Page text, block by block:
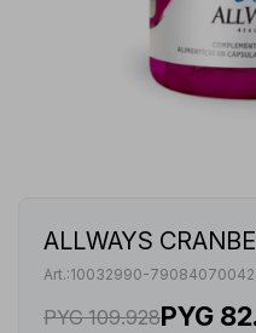
ALLWAYS
10032990-
PYG 109.928PYG